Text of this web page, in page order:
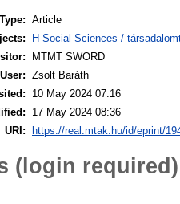
Article
H Social Sciences /
MTMT SWORD
Zsolt Baráth
10 May 2024 07:16
17 May 2024 08:36
URI:
https://real.mtak.hu/id/eprint/
(login required)